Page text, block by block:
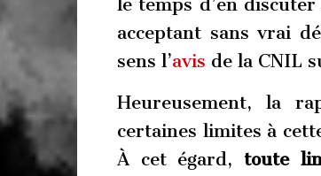
acceptant sans vrai
sens l’avis de la CNIL
Heureusement, la
certaines limites à
À cet égard,toute